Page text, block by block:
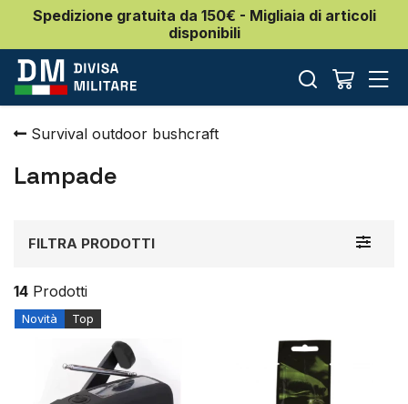
Spedizione gratuita da 150€ - Migliaia di articoli
disponibili
Survival outdoor bushcraft
Lampade
Toggle
FILTRA PRODOTTI
14 Prodotti
Novità Top